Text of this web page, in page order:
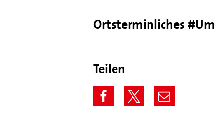
Ortsterminliches
Teilen